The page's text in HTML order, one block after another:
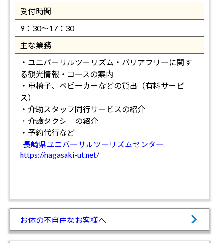
受付時間
9：30～17：30
主な業務
・ユニバーサルツーリズム・バリアフリーに関す
る観光情報・コースの案内
・車椅子、ベビーカーなどの貸出（有料サービ
ス）
・介助スタッフ同行サービスの紹介
・介護タクシーの紹介
・予約代行など
長崎県ユニバーサルツーリズムセンター
https://nagasaki-ut.net/
お体の不自由なお客様へ